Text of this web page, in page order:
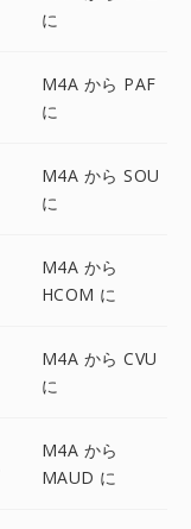
に
M4A から PAF
に
M4A から SOU
に
M4A から
HCOM に
M4A から CVU
に
M4A から
MAUD に